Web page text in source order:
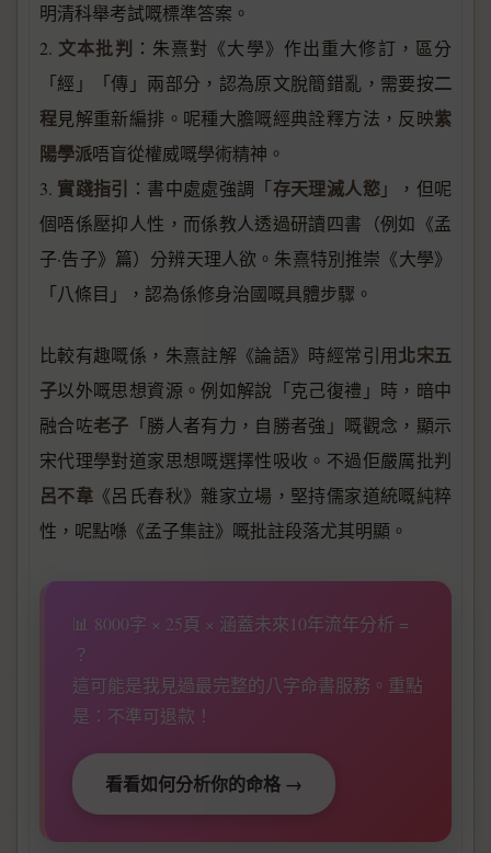
明清科舉考試嘅標準答案。
2. 文本批判 ：朱熹對《大學》作出重大修訂，區分
「經」「傳」兩部分，認為原文脫簡錯亂，需要按二
程見解重新編排。呢種大膽嘅經典詮釋方法，反映紫
陽學派唔盲從權威嘅學術精神。
3. 實踐指引 ：書中處處強調「存天理滅人慾」，但呢
個唔係壓抑人性，而係教人透過研讀四書（例如《孟
子·告子》篇）分辨天理人欲。朱熹特別推崇《大學》
「八條目」，認為係修身治國嘅具體步驟。
比較有趣嘅係，朱熹註解《論語》時經常引用北宋五
子以外嘅思想資源。例如解說「克己復禮」時，暗中
融合咗老子 「勝人者有力，自勝者強」嘅觀念，顯示
宋代理學對道家思想嘅選擇性吸收。不過佢嚴厲批判
呂不韋 《呂氏春秋》雜家立場，堅持儒家道統嘅純粹
性，呢點喺《孟子集註》嘅批註段落尤其明顯。
📊 8000字 × 25頁 × 涵蓋未來10年流年分析 =
？
這可能是我見過最完整的八字命書服務。重點
是：不準可退款！
看看如何分析你的命格 →